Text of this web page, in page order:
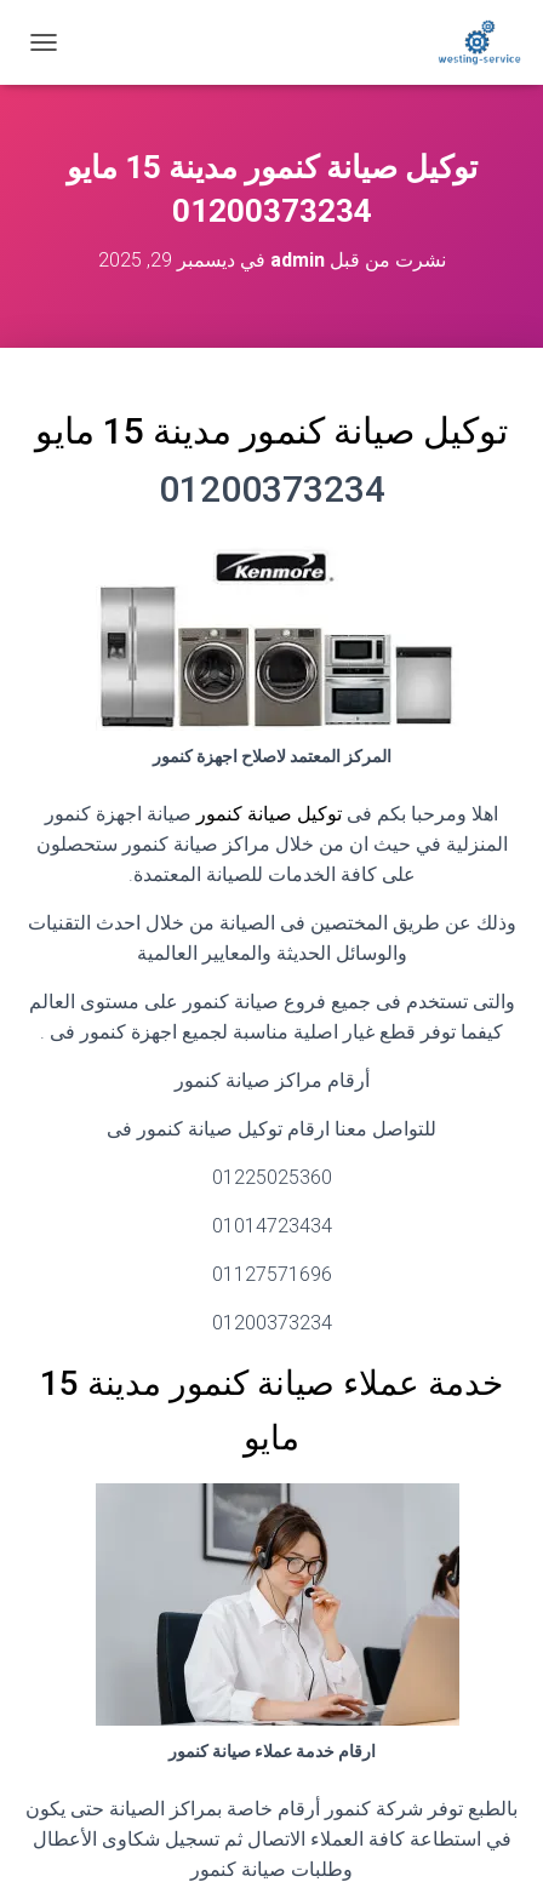
ب
توكيل صيانة كنمور مدينة 15 مايو
01200373234
نشرت من قبلadmin فيديسمبر 29, 2025
توكيل صيانة كنمور مدينة 15 مايو
01200373234
المركز المعتمد لاصلاح اجهزة كنمور
اهلا ومرحبا بكم فى توكيل صيانة كنمور صيانة اجهزة كنمور
المنزلية في حيث ان من خلال مراكز صيانة كنمور ستحصلون
على كافة الخدمات للصيانة المعتمدة.
وذلك عن طريق المختصين فى الصيانة من خلال احدث التقنيات
والوسائل الحديثة والمعايير العالمية
والتى تستخدم فى جميع فروع صيانة كنمور على مستوى العالم
كيفما توفر قطع غيار اصلية مناسبة لجميع اجهزة كنمور فى .
أرقام مراكز صيانة كنمور
للتواصل معنا ارقام توكيل صيانة كنمور فى
01225025360
01014723434
01127571696
01200373234
خدمة عملاء صيانة كنمور مدينة 15
مايو
ارقام خدمة عملاء صيانة كنمور
بالطبع توفر شركة كنمور أرقام خاصة بمراكز الصيانة حتى يكون
في استطاعة كافة العملاء الاتصال ثم تسجيل شكاوى الأعطال
وطلبات صيانة كنمور